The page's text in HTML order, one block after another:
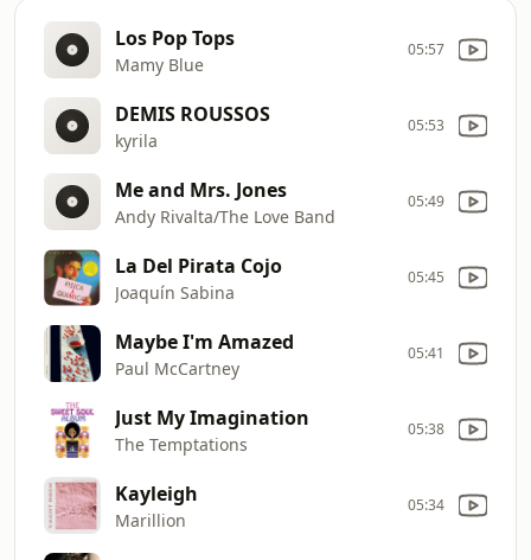
Los Pop Tops
Mamy Blue
05:57
DEMIS ROUSSOS
kyrila
05:53
Me and Mrs. Jones
Andy Rivalta/The Love Band
05:49
La Del Pirata Cojo
Joaquín Sabina
05:45
Maybe I'm Amazed
Paul McCartney
05:41
Just My Imagination
The Temptations
05:38
Kayleigh
Marillion
05:34